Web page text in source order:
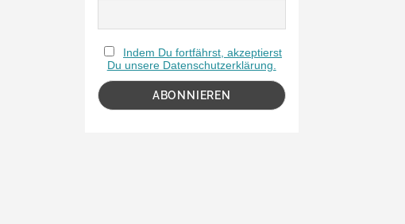
Indem Du fortfährst, akzeptierst
Du unsere Datenschutzerklärung.